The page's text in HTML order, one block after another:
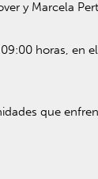
y Marcela
horas,
que